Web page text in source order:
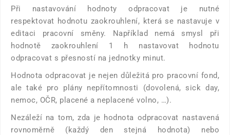
Při nastavování hodnoty odpracovat je nutné
respektovat hodnotu zaokrouhlení, která se nastavuje v
editaci pracovní směny. Například nemá smysl při
hodnotě zaokrouhlení 1 h nastavovat hodnotu
odpracovat s přesností na jednotky minut.
Hodnota odpracovat je nejen důležitá pro pracovní fond,
ale také pro plány nepřítomnosti (dovolená, sick day,
nemoc, OČR, placené a neplacené volno, …).
Nezáleží na tom, zda je hodnota odpracovat nastavená
rovnoměrně (každý den stejná hodnota) nebo